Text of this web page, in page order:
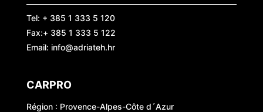
Tel: + 385 1 333 5 120
Fax:+ 385 1 333 5 122
Email: info@adriateh.hr
CARPRO
Région : Provence-Alpes-Côte d´Azur